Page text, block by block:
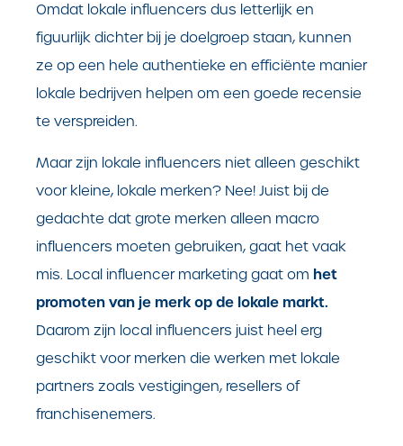
Omdat lokale influencers dus letterlijk en
figuurlijk dichter bij je doelgroep staan, kunnen
ze op een hele authentieke en efficiënte manier
lokale bedrijven helpen om een goede recensie
te verspreiden.
Maar zijn lokale influencers niet alleen geschikt
voor kleine, lokale merken? Nee! Juist bij de
gedachte dat grote merken alleen macro
influencers moeten gebruiken, gaat het vaak
mis. Local influencer marketing gaat om het
promoten van je merk op de lokale markt.
Daarom zijn local influencers juist heel erg
geschikt voor merken die werken met lokale
partners zoals vestigingen, resellers of
franchisenemers.